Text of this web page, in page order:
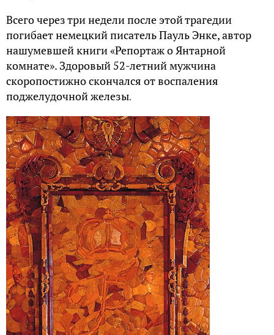
Всего через три недели после этой трагедии
погибает немецкий писатель Пауль Энке, автор
нашумевшей книги «Репортаж о Янтарной
комнате». Здоровый 52-летний мужчина
скоропостижно скончался от воспаления
поджелудочной железы.